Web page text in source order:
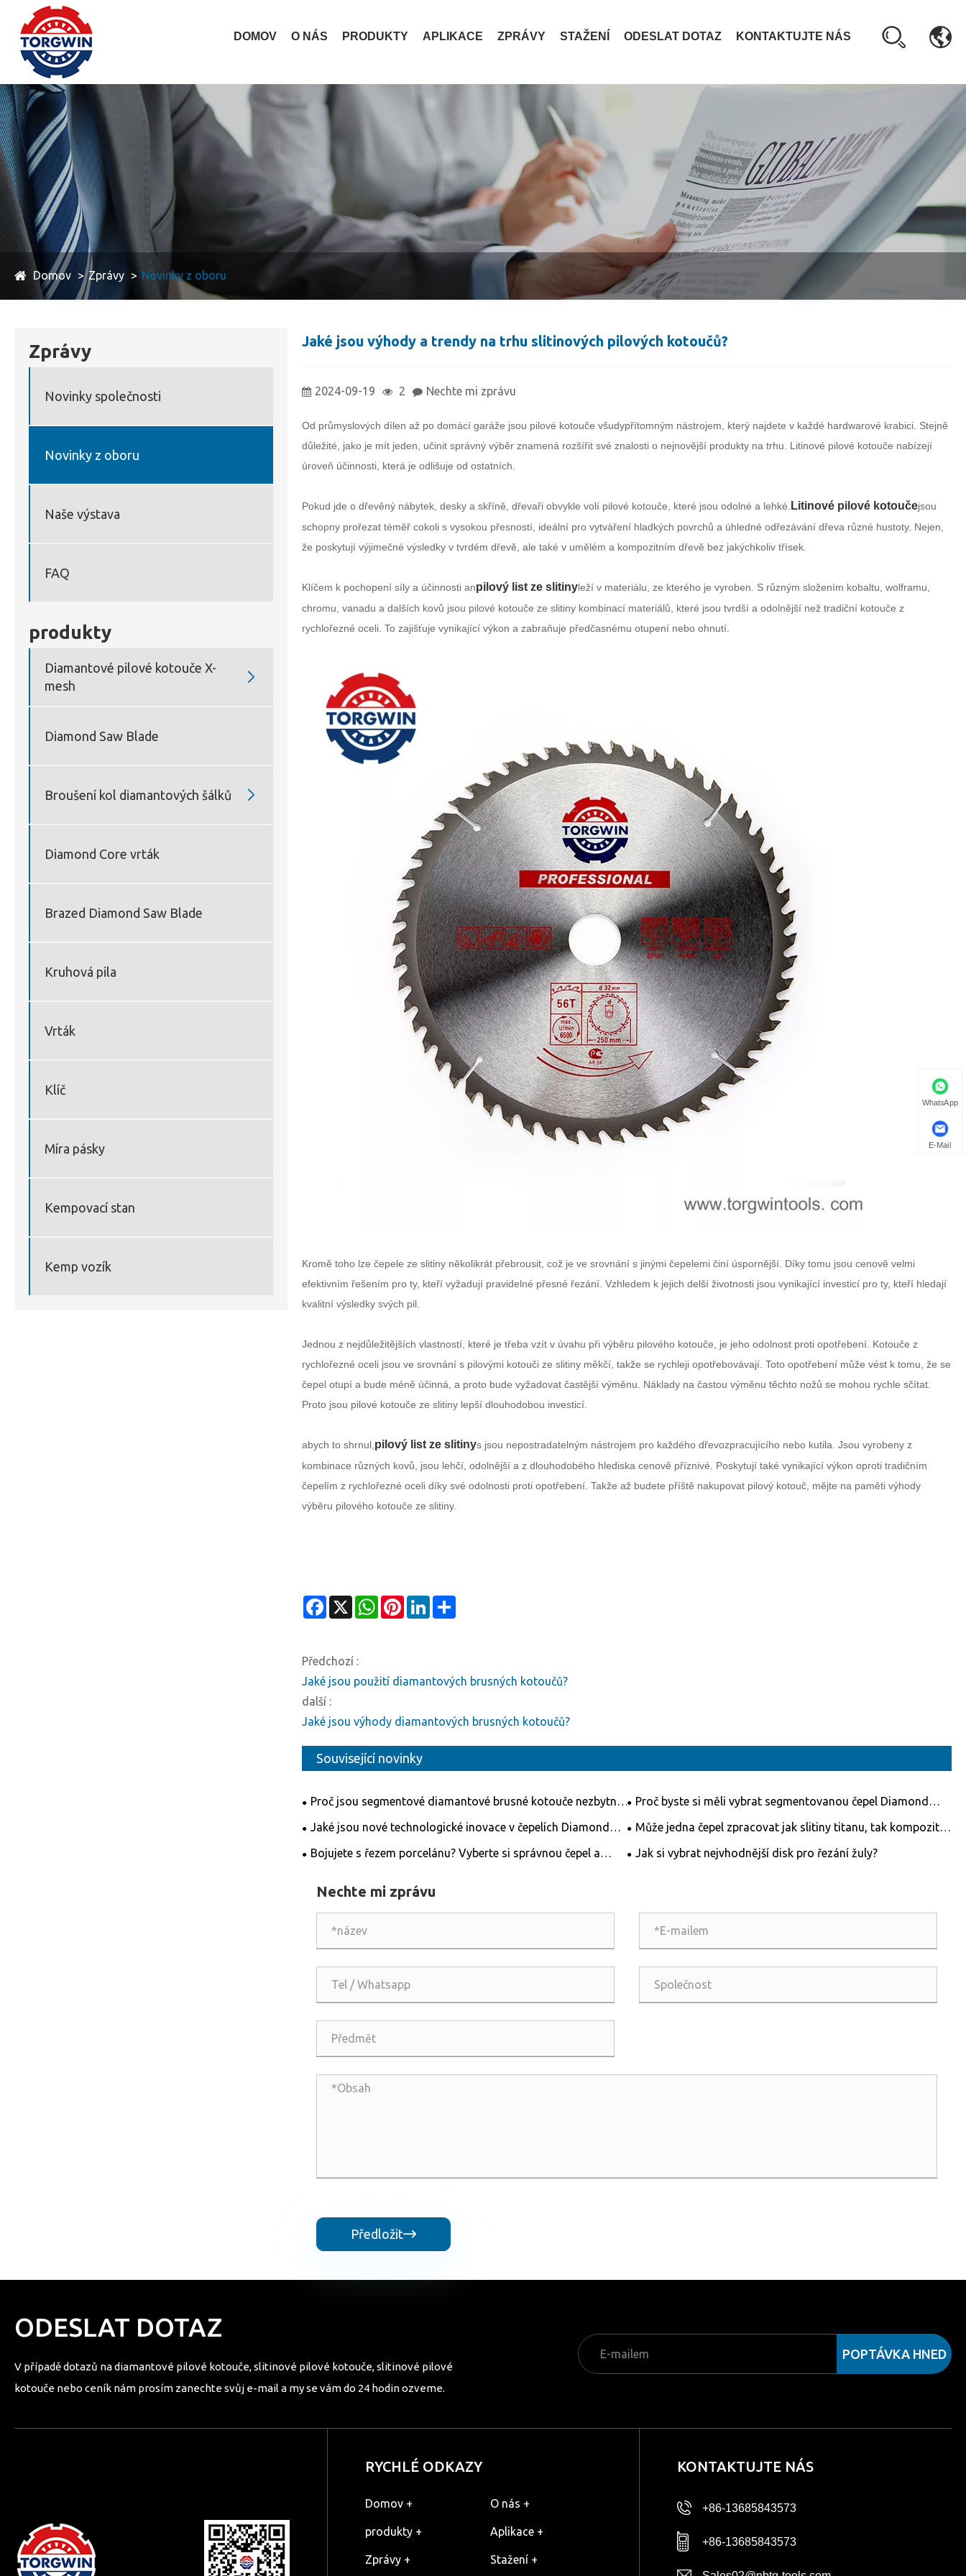
DOMOV O NÁS PRODUKTY APLIKACE ZPRÁVY STAŽENÍ ODESLAT DOTAZ KONTAKTUJTE NÁS
Domov Zprávy Novinky z oboru
Zprávy
Novinky společnosti
Novinky z oboru
Naše výstava
FAQ
produkty
Diamantové pilové kotouče X-
mesh

Diamond Saw Blade
Broušení kol diamantových šálků 
Diamond Core vrták
Brazed Diamond Saw Blade
Kruhová pila
Vrták
Klíč
Míra pásky
Kempovací stan
Kemp vozík
Jaké jsou výhody a trendy na trhu slitinových pilových kotoučů?
2024-09-19 2 Nechte mi zprávu
Od průmyslových dílen až po domácí garáže jsou pilové kotouče všudypřítomným nástrojem, který najdete v každé hardwarové krabici. Stejně
důležité, jako je mít jeden, učinit správný výběr znamená rozšířit své znalosti o nejnovější produkty na trhu. Litinové pilové kotouče nabízejí
úroveň účinnosti, která je odlišuje od ostatních.
Pokud jde o dřevěný nábytek, desky a skříně, dřevaři obvykle volí pilové kotouče, které jsou odolné a lehké. Litinové pilové kotoučejsou
schopny prořezat téměř cokoli s vysokou přesností, ideální pro vytváření hladkých povrchů a úhledné odřezávání dřeva různé hustoty. Nejen,
že poskytují výjimečné výsledky v tvrdém dřevě, ale také v umělém a kompozitním dřevě bez jakýchkoliv třísek.
Klíčem k pochopení síly a účinnosti anpilový list ze slitinyleží v materiálu, ze kterého je vyroben. S různým složením kobaltu, wolframu,
chromu, vanadu a dalších kovů jsou pilové kotouče ze slitiny kombinací materiálů, které jsou tvrdší a odolnější než tradiční kotouče z
rychlořezné oceli. To zajišťuje vynikající výkon a zabraňuje předčasnému otupení nebo ohnutí.
Kromě toho lze čepele ze slitiny několikrát přebrousit, což je ve srovnání s jinými čepelemi činí úspornější. Díky tomu jsou cenově velmi
efektivním řešením pro ty, kteří vyžadují pravidelné přesné řezání. Vzhledem k jejich delší životnosti jsou vynikající investicí pro ty, kteří hledají
kvalitní výsledky svých pil.
Jednou z nejdůležitějších vlastností, které je třeba vzít v úvahu při výběru pilového kotouče, je jeho odolnost proti opotřebení. Kotouče z
rychlořezné oceli jsou ve srovnání s pilovými kotouči ze slitiny měkčí, takže se rychleji opotřebovávají. Toto opotřebení může vést k tomu, že se
čepel otupí a bude méně účinná, a proto bude vyžadovat častější výměnu. Náklady na častou výměnu těchto nožů se mohou rychle sčítat.
Proto jsou pilové kotouče ze slitiny lepší dlouhodobou investicí.
abych to shrnul, pilový list ze slitinys jsou nepostradatelným nástrojem pro každého dřevozpracujícího nebo kutila. Jsou vyrobeny z
kombinace různých kovů, jsou lehčí, odolnější a z dlouhodobého hlediska cenově příznivé. Poskytují také vynikající výkon oproti tradičním
čepelím z rychlořezné oceli díky své odolnosti proti opotřebení. Takže až budete příště nakupovat pilový kotouč, mějte na paměti výhody
výběru pilového kotouče ze slitiny.
Facebook
X WhatsAppPinterestLinkedIn
Předchozí :
Jaké jsou použití diamantových brusných kotoučů?
další :
Jaké jsou výhody diamantových brusných kotoučů?
Související novinky
Proč jsou segmentové diamantové brusné kotouče nezbytné
pro vysoce účinnou přípravu povrchu?
Proč byste si měli vybrat segmentovanou čepel Diamond
Saw pro profesionální řezání?
Jaké jsou nové technologické inovace v čepelích Diamond
Saw?
Může jedna čepel zpracovat jak slitiny titanu, tak kompozity
z uhlíkových vláken?
Bojujete s řezem porcelánu? Vyberte si správnou čepel a
Jak si vybrat nejvhodnější disk pro řezání žuly?
Nechte mi zprávu
Předložit
ODESLAT DOTAZ
V případě dotazů na diamantové pilové kotouče, slitinové pilové kotouče, slitinové pilové
kotouče nebo ceník nám prosím zanechte svůj e-mail a my se vám do 24 hodin ozveme.
POPTÁVKA HNED
RYCHLÉ ODKAZY
Domov + O nás +
produkty + Aplikace +
Zprávy + Stažení +
KONTAKTUJTE NÁS
+86-13685843573
+86-13685843573
WhatsApp
E-Mail